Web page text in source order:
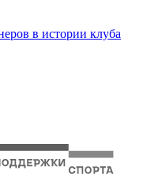
в истории клуба